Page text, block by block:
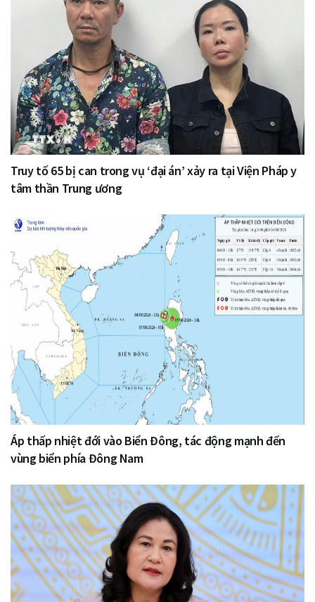
Truy tố 65 bị can trong vụ ‘đại án’ xảy ra tại Viện Pháp y
tâm thần Trung ương
Áp thấp nhiệt đới vào Biển Đông, tác động mạnh đến
vùng biển phía Đông Nam